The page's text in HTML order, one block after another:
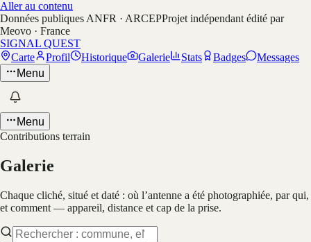
Aller au contenu
Données publiques ANFR · ARCEPProjet indépendant édité par
Meovo · France
SIGNAL QUEST
Carte
Profil Historique Galerie Stats Badges
Messages
Menu
Menu
Contributions terrain
Galerie
Chaque cliché, situé et daté : où l’antenne a été photographiée, par qui,
et comment — appareil, distance et cap de la prise.